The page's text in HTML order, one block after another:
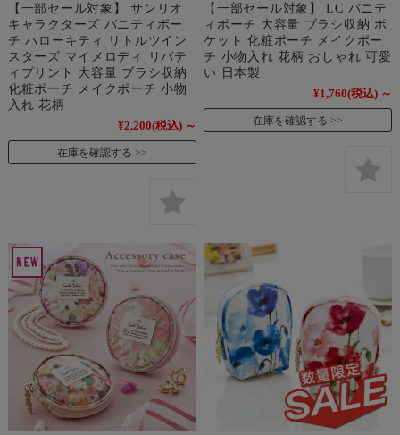
【一部セール対象】 サンリオ
キャラクターズ バニティポー
チ ハローキティ リトルツイン
スターズ マイメロディ リバテ
ィプリント 大容量 ブラシ収納
化粧ポーチ メイクポーチ 小物
入れ 花柄
¥2,200(税込) ～
在庫を確認する
【一部セール対象】 LC バニテ
ィポーチ 大容量 ブラシ収納 ポ
ケット 化粧ポーチ メイクポー
チ 小物入れ 花柄 おしゃれ 可愛
い 日本製
¥1,760(税込) ～
在庫を確認する